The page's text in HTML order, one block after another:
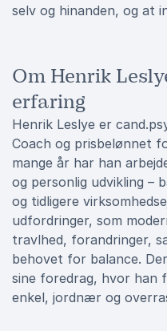
selv og hinanden, og at
Om Henrik
erfaring
Henrik Leslye er
Coach og prisbelønnet
mange år har han
og personlig udvikling –
og tidligere
udfordringer, som
travlhed, forandringer,
behovet for balance.
sine foredrag, hvor han
enkel, jordnær og